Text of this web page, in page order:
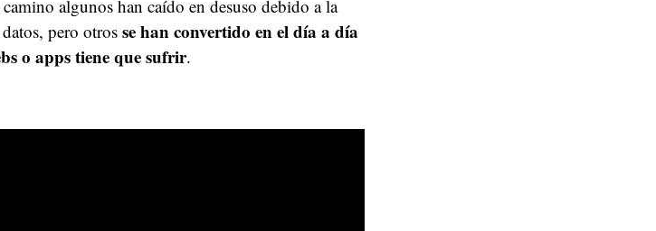
algunos han caído en desuso debido a la
pero otros se han convertido en el día a día
o apps tiene que sufrir.